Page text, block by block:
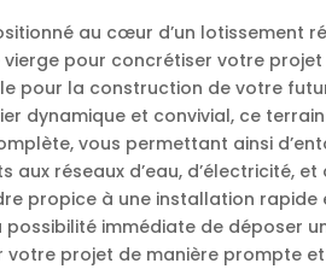
au cœur d’un lotissement
pour concrétiser votre
pour la construction de votre
dynamique et convivial, ce
vous permettant ainsi
aux réseaux d’eau, d’électricité,
propice à une installation rapide
immédiate de déposer
votre projet de manière prompte